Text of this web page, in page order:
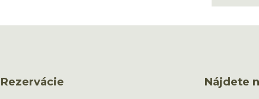
Rezervácie Nájdete